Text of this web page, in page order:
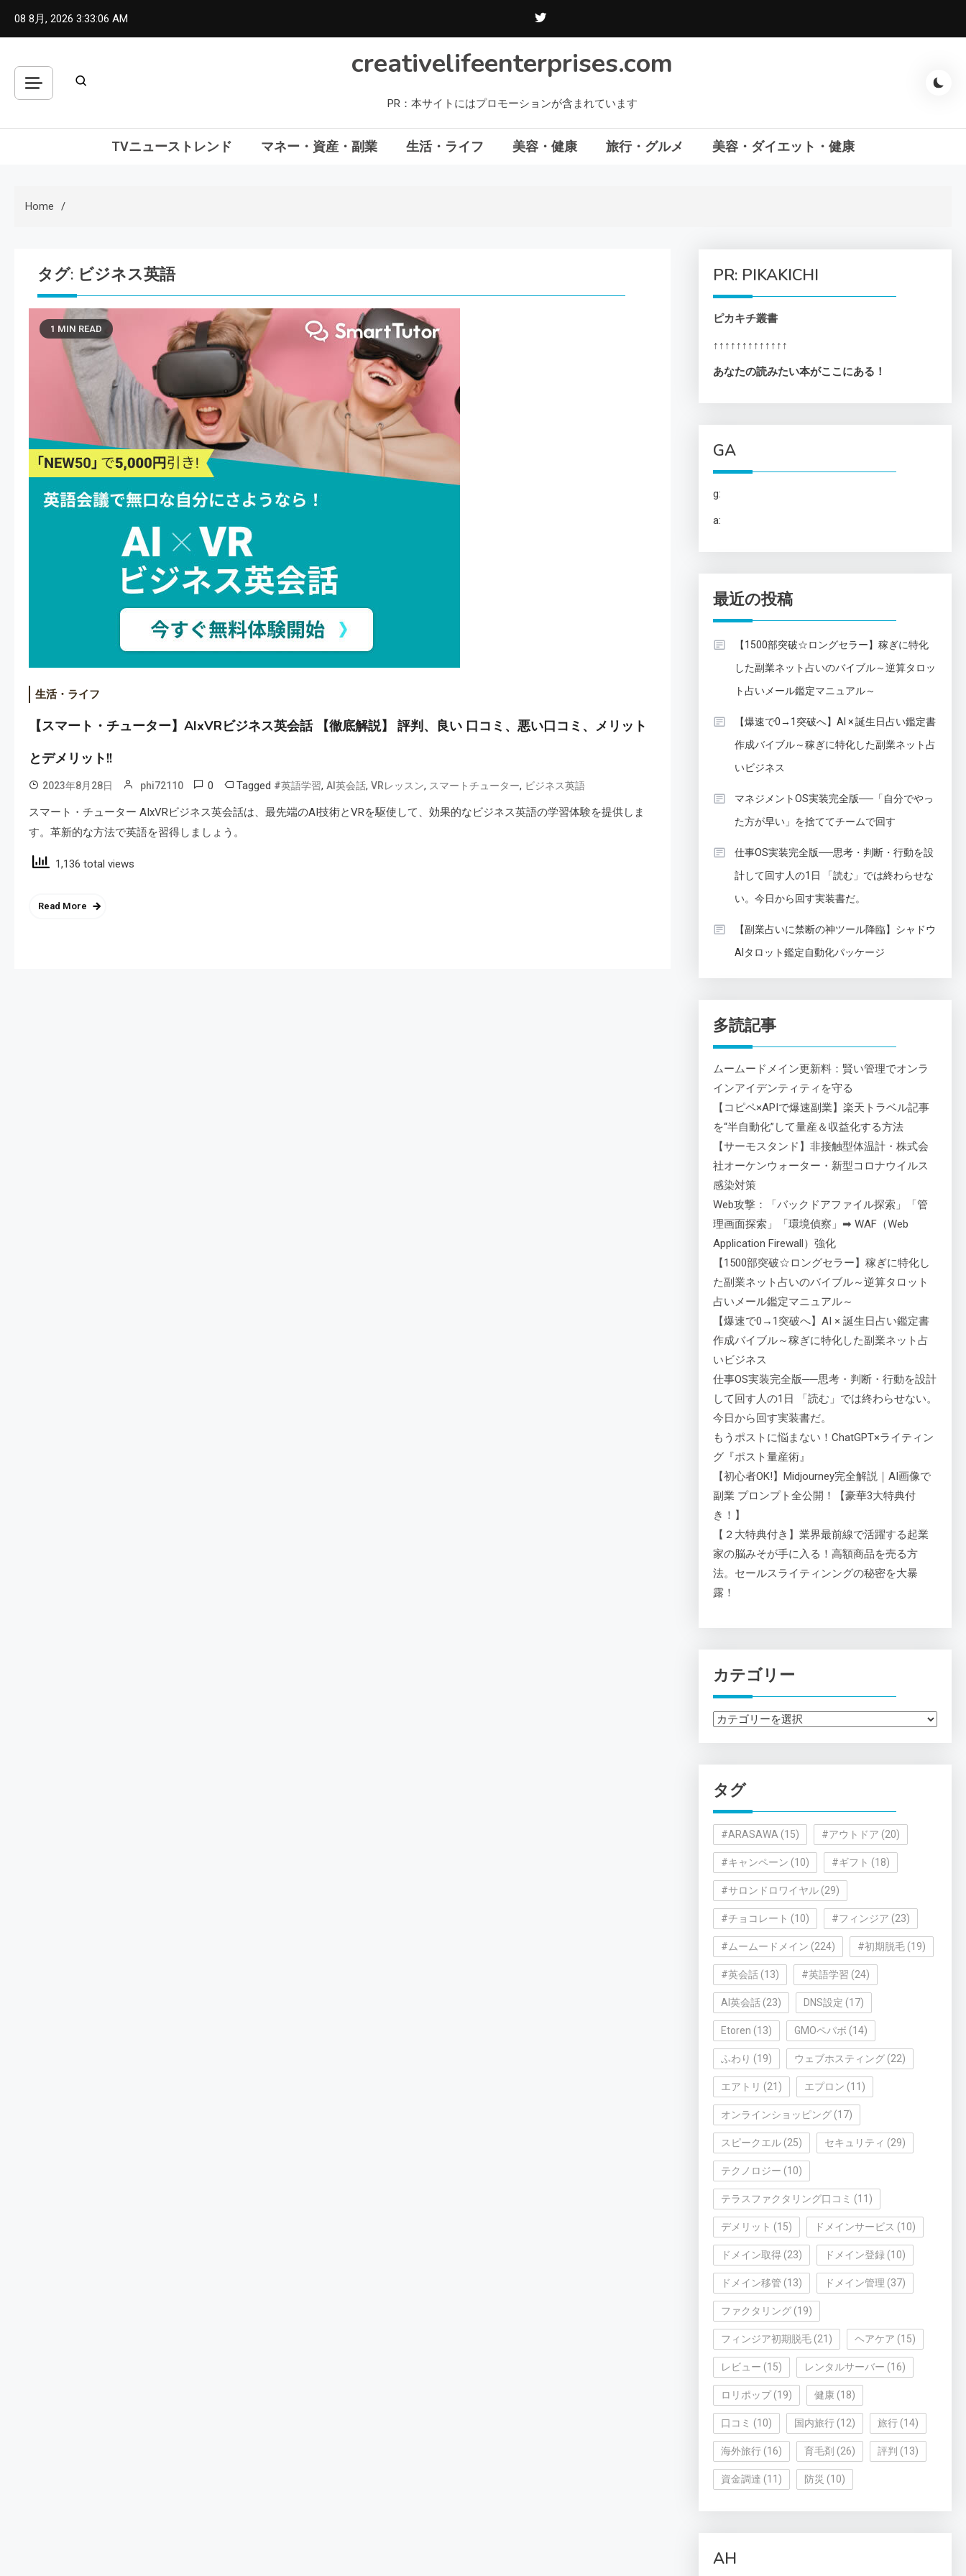
08 8月, 2026 3:33:07 AM
creativelifeenterprises.com
PR：本サイトにはプロモーションが含まれています
TVニューストレンド マネー・資産・副業 生活・ライフ 美容・健康 旅行・グルメ 美容・ダイエット・健康
Home
タグ: ビジネス英語
1 MIN READ
生活・ライフ
【スマート・チューター】AIxVRビジネス英会話 【徹底解説】 評判、良い 口コミ、悪い口コミ、メリット
とデメリット!!
2023年8月28日 phi72110 0 Tagged #英語学習, AI英会話, VRレッスン, スマートチューター, ビジネス英語
スマート・チューター AIxVRビジネス英会話は、最先端のAI技術とVRを駆使して、効果的なビジネス英語の学習体験を提供しま
す。革新的な方法で英語を習得しましょう。
1,136 total views
Read More
PR: PIKAKICHI
ピカキチ叢書
↑↑↑↑↑↑↑↑↑↑↑↑↑
あなたの読みたい本がここにある！
GA
g:
a:
最近の投稿
【1500部突破☆ロングセラー】稼ぎに特化
した副業ネット占いのバイブル～逆算タロッ
ト占いメール鑑定マニュアル～
【爆速で0→1突破へ】AI × 誕生日占い鑑定書
作成バイブル～稼ぎに特化した副業ネット占
いビジネス
マネジメントOS実装完全版──「自分でやっ
た方が早い」を捨ててチームで回す
仕事OS実装完全版──思考・判断・行動を設
計して回す人の1日 「読む」では終わらせな
い。今日から回す実装書だ。
【副業占いに禁断の神ツール降臨】シャドウ
AIタロット鑑定自動化パッケージ
多読記事
ムームードメイン更新料：賢い管理でオンラ
インアイデンティティを守る
【コピペ×APIで爆速副業】楽天トラベル記事
を“半自動化”して量産＆収益化する方法
【サーモスタンド】非接触型体温計・株式会
社オーケンウォーター・新型コロナウイルス
感染対策
Web攻撃：「バックドアファイル探索」「管
理画面探索」「環境偵察」➡ WAF（Web
Application Firewall）強化
【1500部突破☆ロングセラー】稼ぎに特化し
た副業ネット占いのバイブル～逆算タロット
占いメール鑑定マニュアル～
【爆速で0→1突破へ】AI × 誕生日占い鑑定書
作成バイブル～稼ぎに特化した副業ネット占
いビジネス
仕事OS実装完全版──思考・判断・行動を設計
して回す人の1日 「読む」では終わらせない。
今日から回す実装書だ。
もうポストに悩まない！ChatGPT×ライティン
グ『ポスト量産術』
【初心者OK!】Midjourney完全解説｜AI画像で
副業 プロンプト全公開！【豪華3大特典付
き！】
【２大特典付き】業界最前線で活躍する起業
家の脳みそが手に入る！高額商品を売る方
法。セールスライティンングの秘密を大暴
露！
カテゴリー
カ
ー
タグ
#ARASAWA (15) #アウトドア (20)
#キャンペーン (10) #ギフト (18)
#サロンドロワイヤル(29)
#チョコレート (10) #フィンジア (23)
#ムームードメイン (224) #初期脱毛(19)
#英会話(13) #英語学習 (24)
AI英会話(23) DNS設定 (17)
Etoren (13) GMOペパボ (14)
ふわり (19) ウェブホスティング(22)
エアトリ (21) エプロン (11)
オンラインショッピング(17)
スピークエル(25) セキュリティ (29)
テクノロジー (10)
テラスファクタリング口コミ (11)
デメリット (15) ドメインサービス (10)
ドメイン取得(23) ドメイン登録 (10)
ドメイン移管 (13) ドメイン管理 (37)
ファクタリング(19)
フィンジア初期脱毛(21) ヘアケア (15)
レビュー (15) レンタルサーバー (16)
ロリポップ(19) 健康(18)
口コミ (10) 国内旅行(12) 旅行(14)
海外旅行(16) 育毛剤 (26) 評判 (13)
資金調達 (11) 防災 (10)
AH